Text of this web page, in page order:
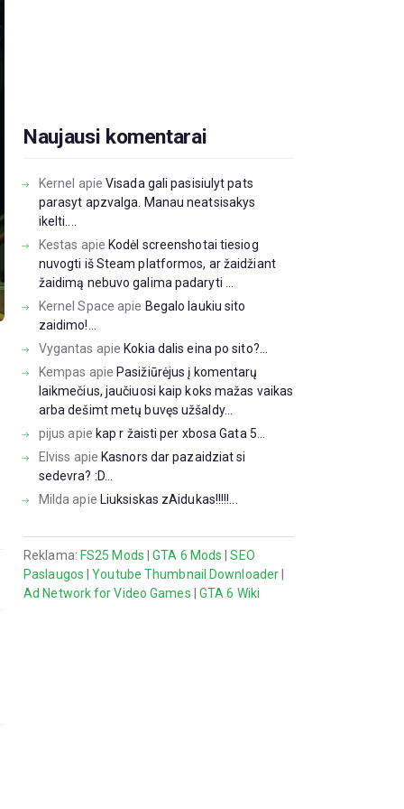
Naujausi komentarai
Kernel apieVisada gali pasisiulyt pats
parasyt apzvalga. Manau neatsisakys
ikelti....
Kestas apie Kodėl screenshotai tiesiog
nuvogti iš Steam platformos, ar žaidžiant
žaidimą nebuvo galima padaryti ...
Kernel Space apie Begalo laukiu sito
zaidimo!...
Vygantas apie Kokia dalis eina po sito?...
Kempas apie Pasižiūrėjus į komentarų
laikmečius, jaučiuosi kaip koks mažas vaikas
arba dešimt metų buvęs užšaldy...
pijus apie kap r žaisti per xbosa Gata 5...
Elviss apie Kasnors dar pazaidziat si
sedevra? :D...
Milda apie Liuksiskas zAidukas!!!!!...
Reklama: FS25 Mods |GTA 6 Mods |SEO
Paslaugos |Youtube Thumbnail Downloader
Ad Network for Video Games
GTA 6 Wiki